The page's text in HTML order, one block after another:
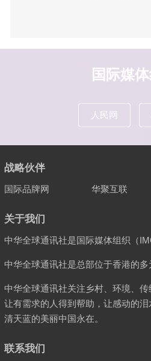
国际媒
人民网
战略伙伴
国际品牌网 华聚互联
关于我们
中华全球通讯社是国际媒体组织（
中华全球通讯社是总部位于香港的多
中华全球通讯社关注乡村、环境、传
让有需求的人得到帮助，让感动的
清天蓝的美丽中国永在。
联系我们